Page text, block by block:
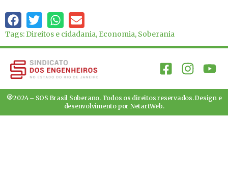
Tags:Direitos e cidadania, Economia, Soberania
®2024 – SOS Brasil Soberano. Todos os direitos reservados. Design e
desenvolvimento por NetartWeb.